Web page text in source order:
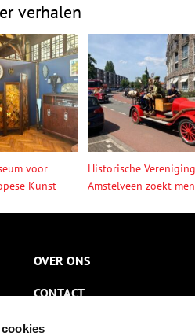
verhalen
voor
Kunst
Historische Vereniging
Amstelveen zoekt
OVER ONS
CONTACT
NIEUWSBRIEF